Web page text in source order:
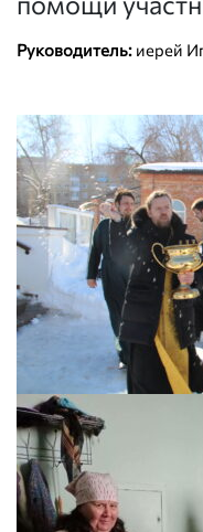
Руководитель: иерей